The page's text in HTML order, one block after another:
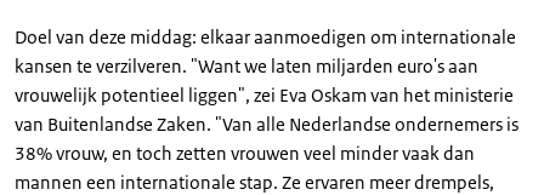
Doel van deze middag: elkaar aanmoedigen om internationale
kansen te verzilveren. "Want we laten miljarden euro's aan
vrouwelijk potentieel liggen", zei Eva Oskam van het ministerie
van Buitenlandse Zaken. "Van alle Nederlandse ondernemers is
38% vrouw, en toch zetten vrouwen veel minder vaak dan
mannen een internationale stap. Ze ervaren meer drempels,